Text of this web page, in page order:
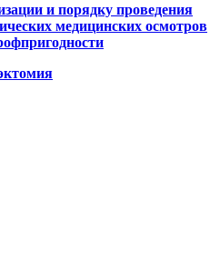
и порядку проведения
медицинских осмотров